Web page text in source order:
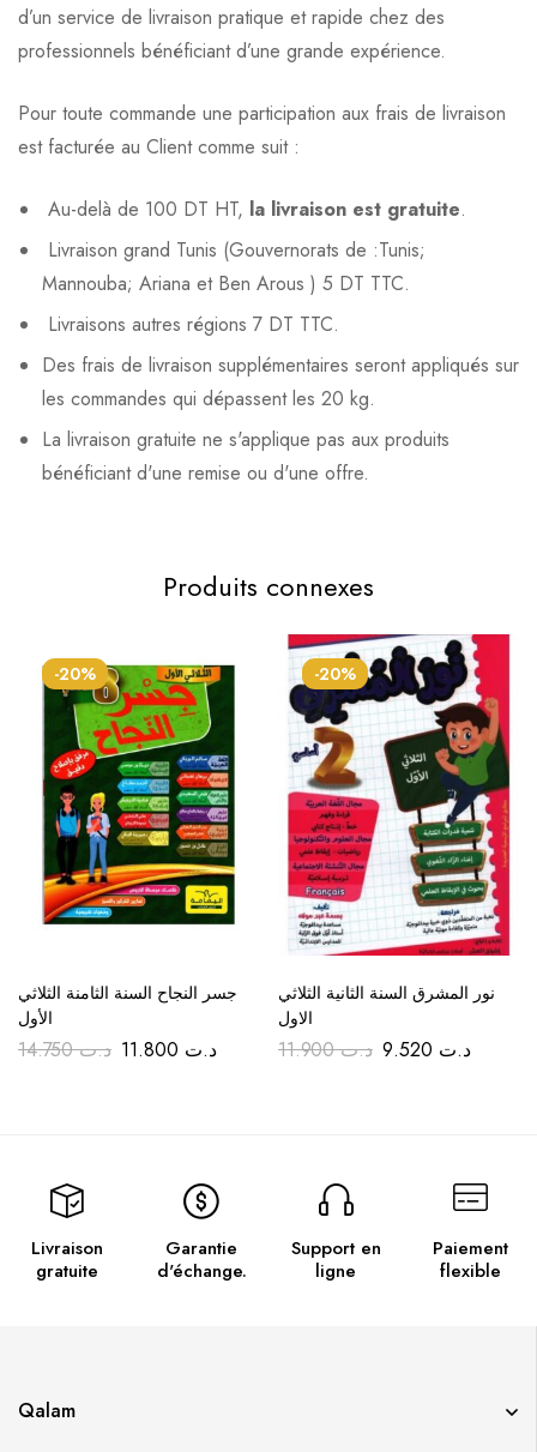
d’un service de livraison pratique et rapide chez des
professionnels bénéficiant d’une grande expérience.
Pour toute commande une participation aux frais de livraison
est facturée au Client comme suit :
Au-delà de 100 DT HT, la livraison est gratuite.
Livraison grand Tunis (Gouvernorats de :Tunis;
Mannouba; Ariana et Ben Arous ) 5 DT TTC.
Livraisons autres régions 7 DT TTC.
Des frais de livraison supplémentaires seront appliqués sur
les commandes qui dépassent les 20 kg.
La livraison gratuite ne s'applique pas aux produits
bénéficiant d'une remise ou d'une offre.
Produits connexes
-20%
جسر النجاح السنة الثامنة الثلاثي
الأول
د.ت14.750 د.ت
-20%
نور المشرق السنة الثانية الثلاثي
الاول
د.ت11.900 د.ت
Livraison
gratuite
Garantie
d'échange.
Support en
ligne
Paiement
flexible
Qalam